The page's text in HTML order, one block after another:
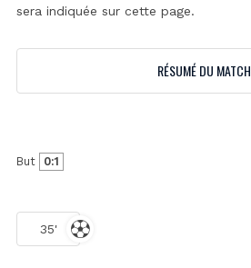
sera indiquée sur cette page.
RÉSUMÉ DU MATCH
But 0:1
35'